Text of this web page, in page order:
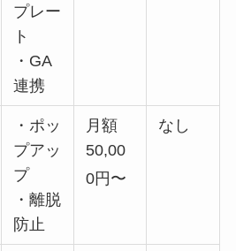
プレー
ト
・GA
連携
・ポッ
プアッ
プ
・離脱
防止
月額
50,00
0円〜
なし